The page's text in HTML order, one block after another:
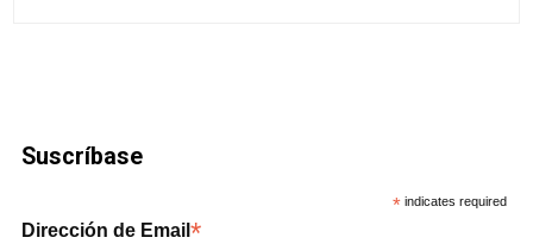
Suscríbase
* indicates required
Dirección de Email*